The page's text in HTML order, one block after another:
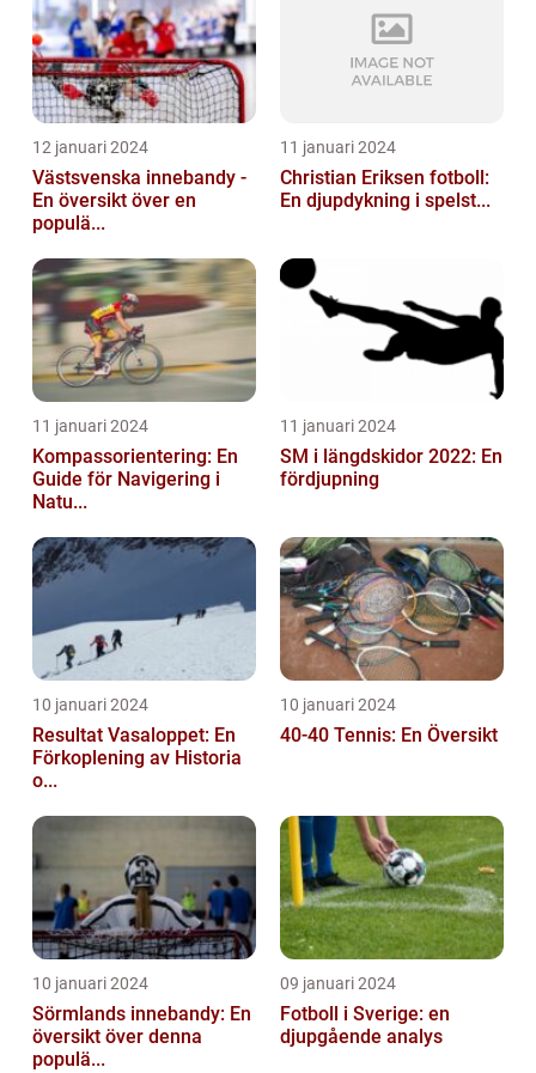
12 januari 2024
Västsvenska innebandy -
En översikt över en
populä...
11 januari 2024
Christian Eriksen fotboll:
En djupdykning i spelst...
11 januari 2024
Kompassorientering: En
Guide för Navigering i
Natu...
11 januari 2024
SM i längdskidor 2022: En
fördjupning
10 januari 2024
Resultat Vasaloppet: En
Förkoplening av Historia
o...
10 januari 2024
40-40 Tennis: En Översikt
10 januari 2024
Sörmlands innebandy: En
översikt över denna
populä...
09 januari 2024
Fotboll i Sverige: en
djupgående analys